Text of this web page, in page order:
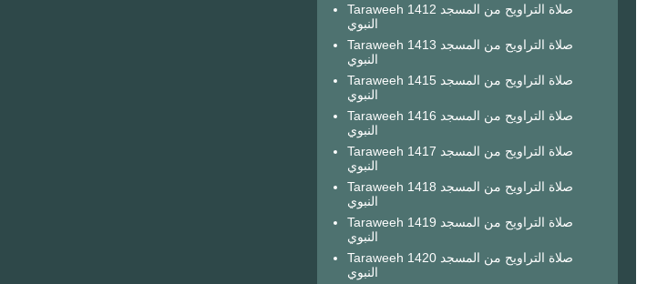
Taraweeh 1412 صلاة التراويح من المسجد
النبوي
Taraweeh 1413 صلاة التراويح من المسجد
النبوي
Taraweeh 1415 صلاة التراويح من المسجد
النبوي
Taraweeh 1416 صلاة التراويح من المسجد
النبوي
Taraweeh 1417 صلاة التراويح من المسجد
النبوي
Taraweeh 1418 صلاة التراويح من المسجد
النبوي
Taraweeh 1419 صلاة التراويح من المسجد
النبوي
Taraweeh 1420 صلاة التراويح من المسجد
النبوي